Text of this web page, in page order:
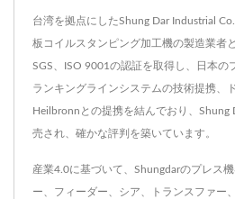
台湾を拠点にしたShung Dar Industrial
板コイルスタンピング加工機の製造業者
SGS、ISO 9001の認証を取得し、日本の
ランキングラインシステムの技術提携、
Heilbronnとの提携を結んでおり、Shung
売され、確かな評判を築いています。
産業4.0に基づいて、Shungdarのプレス
ー、フィーダー、シア、トランスファー